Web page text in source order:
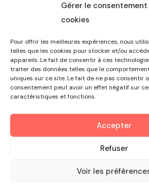
Gérer le consentement
cookies
Pour offrir les meilleures expériences, nous
telles que les cookies pour stocker et/ou
appareils. Le fait de consentir à ces
traiter des données telles que le
uniques sur ce site. Le fait de ne pas consentir
consentement peut avoir un effet négatif sur
caractéristiques et fonctions.
Accepter
Refuser
Voir les
Horaires
9h-12h30 / 13h30-19h
Bretagne et distanciel
Marine Novince @2026 | Tout droits